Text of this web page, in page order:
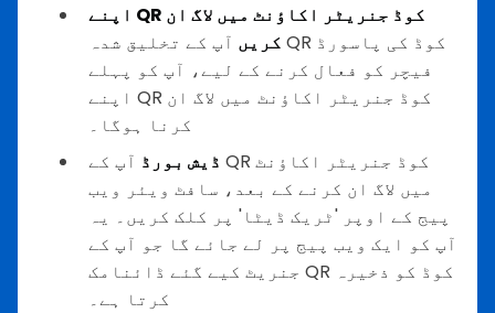
اپنے QR کوڈ جنریٹر اکاؤنٹ میں لاگ ان
کریں آپ کے تخلیق شدہ QR کوڈ کی پاسورڈ
فیچر کو فعال کرنے کے لیے، آپ کو پہلے
اپنے QR کوڈ جنریٹر اکاؤنٹ میں لاگ ان
کرنا ہوگا۔
ڈیش بورڈ آپ کے QR کوڈ جنریٹر اکاؤنٹ
میں لاگ ان کرنے کے بعد، سافٹ ویئر ویب
پیج کے اوپر 'ٹریک ڈیٹا' پر کلک کریں۔ یہ
آپ کو ایک ویب پیج پر لے جائے گا جو آپ کے
جنریٹ کیے گئے ڈائنامک QR کوڈ کو ذخیرہ
کرتا ہے۔